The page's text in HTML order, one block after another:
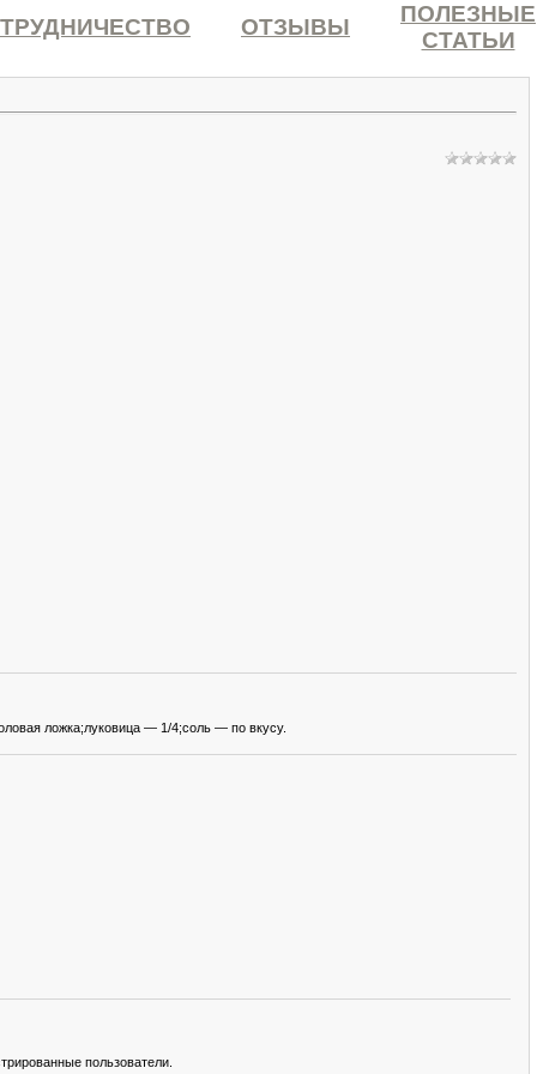
ОТЗЫВЫ
ПОЛЕЗНЫЕ
СТАТЬИ
ложка;луковица — 1/4;соль — по вкусу.
пользователи.